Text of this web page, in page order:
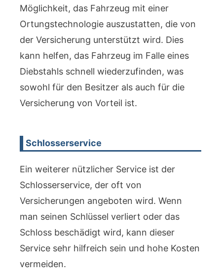
Möglichkeit, das Fahrzeug mit einer
Ortungstechnologie auszustatten, die von
der Versicherung unterstützt wird. Dies
kann helfen, das Fahrzeug im Falle eines
Diebstahls schnell wiederzufinden, was
sowohl für den Besitzer als auch für die
Versicherung von Vorteil ist.
Schlosserservice
Ein weiterer nützlicher Service ist der
Schlosserservice, der oft von
Versicherungen angeboten wird. Wenn
man seinen Schlüssel verliert oder das
Schloss beschädigt wird, kann dieser
Service sehr hilfreich sein und hohe Kosten
vermeiden.